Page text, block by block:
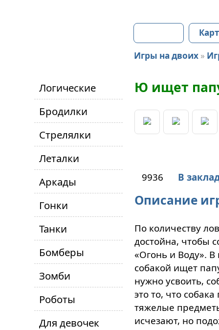
Игры на двоих »
Логические
Бродилки
Стрелялки
Леталки
Аркады
Гонки
Танки
Бомберы
Зомби
Роботы
Для девочек
Ю ищет
9936 В
Описание
По количеству
достойна, чтобы
«Огонь и Воду».
собакой ищет
нужно усвоить,
это то, что
тяжелые
исчезают, но